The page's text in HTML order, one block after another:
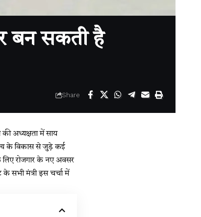
बन सकती है
Share
की अध्यक्षता में साय
के विकास से जुड़े कई
लिए रोजगार के नए अवसर
के सभी मंत्री इस चर्चा में